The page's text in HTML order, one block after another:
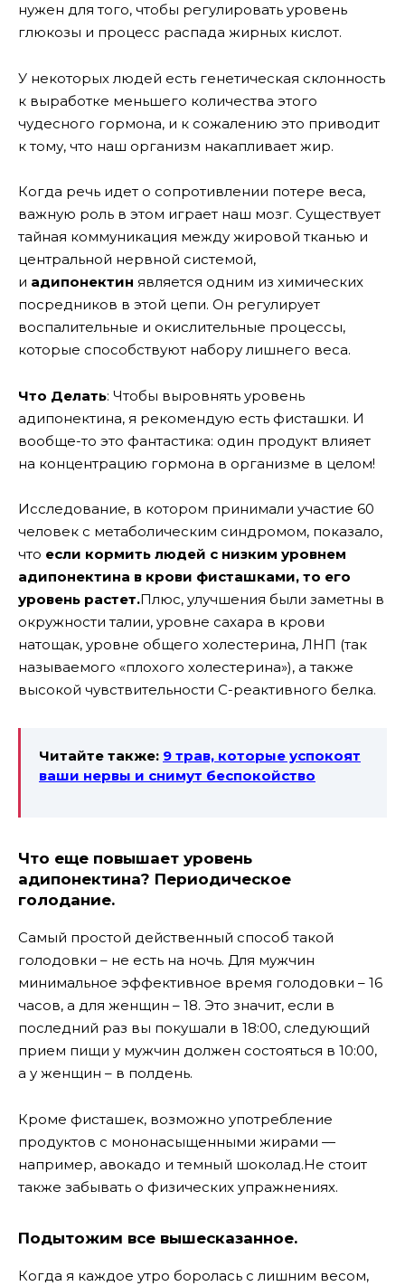
нужен для того, чтобы регулировать уровень
глюкозы и процесс распада жирных кислот.
У некоторых людей есть генетическая склонность
к выработке меньшего количества этого
чудесного гормона, и к сожалению это приводит
к тому, что наш организм накапливает жир.
Когда речь идет о сопротивлении потере веса,
важную роль в этом играет наш мозг. Существует
тайная коммуникация между жировой тканью и
центральной нервной системой,
и адипонектин является одним из химических
посредников в этой цепи. Он регулирует
воспалительные и окислительные процессы,
которые способствуют набору лишнего веса.
Что Делать: Чтобы выровнять уровень
адипонектина, я рекомендую есть фисташки. И
вообще-то это фантастика: один продукт влияет
на концентрацию гормона в организме в целом!
Исследование, в котором принимали участие 60
человек с метаболическим синдромом, показало,
что если кормить людей с низким уровнем
адипонектина в крови фисташками, то его
уровень растет.Плюс, улучшения были заметны в
окружности талии, уровне сахара в крови
натощак, уровне общего холестерина, ЛНП (так
называемого «плохого холестерина»), а также
высокой чувствительности С-реактивного белка.
Читайте также: 9 трав, которые успокоят
ваши нервы и снимут беспокойство
Что еще повышает уровень
адипонектина? Периодическое
голодание.
Самый простой действенный способ такой
голодовки – не есть на ночь. Для мужчин
минимальное эффективное время голодовки – 16
часов, а для женщин – 18. Это значит, если в
последний раз вы покушали в 18:00, следующий
прием пищи у мужчин должен состояться в 10:00,
а у женщин – в полдень.
Кроме фисташек, возможно употребление
продуктов с мононасыщенными жирами —
например, авокадо и темный шоколад.Не стоит
также забывать о физических упражнениях.
Подытожим все вышесказанное.
Когда я каждое утро боролась с лишним весом,